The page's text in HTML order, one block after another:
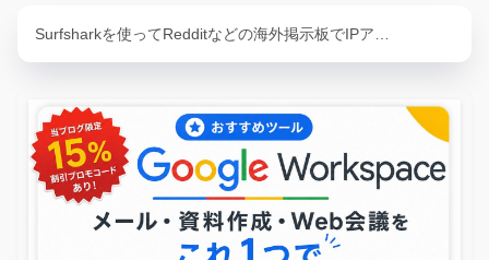
Surfsharkを使ってRedditなどの海外掲示板でIPア…